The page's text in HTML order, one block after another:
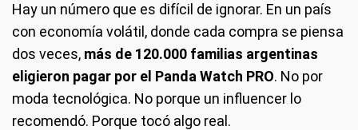
Hay un número que es difícil de ignorar. En un país
con economía volátil, donde cada compra se piensa
dos veces, más de 120.000 familias argentinas
eligieron pagar por el Panda Watch PRO. No por
moda tecnológica. No porque un influencer lo
recomendó. Porque tocó algo real.